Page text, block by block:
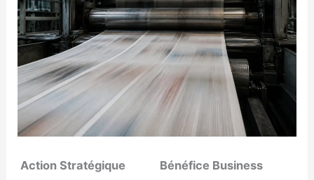
Action Stratégique
Bénéfice Business